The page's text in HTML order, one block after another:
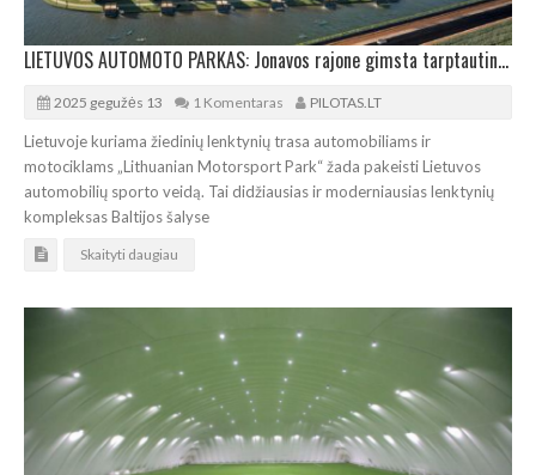
LIETUVOS AUTOMOTO PARKAS: Jonavos rajone gimsta tarptautinio lygio žiedinių lenktynių trasa
2025 gegužės 13 1 Komentaras PILOTAS.LT
Lietuvoje kuriama žiedinių lenktynių trasa automobiliams ir
motociklams „Lithuanian Motorsport Park“ žada pakeisti Lietuvos
automobilių sporto veidą. Tai didžiausias ir moderniausias lenktynių
kompleksas Baltijos šalyse
Skaityti daugiau